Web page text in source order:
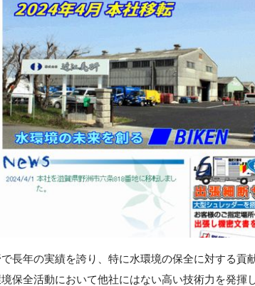
長年の実績を誇り、特に水環境の保全に対する貢
保全活動において他社にはない高い技術力を発揮